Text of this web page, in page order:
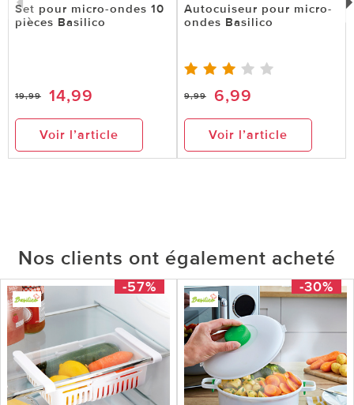
Set pour micro-ondes 10
pièces Basilico
19,99 14,99
Voir l’article
Autocuiseur pour micro-
ondes Basilico
9,99 6,99
Voir l’article
Nos clients ont également acheté
-57% -30%